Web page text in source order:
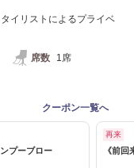
イリストによるプライベ
席数 1席
クーポン一覧へ
プーブロー
再来
《前